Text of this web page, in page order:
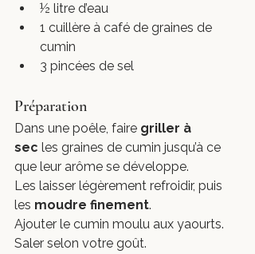
½ litre d’eau
1 cuillère à café de graines de
cumin
3 pincées de sel
Préparation
Dans une poêle, faire griller à
sec les graines de cumin jusqu’à ce
que leur arôme se développe.
Les laisser légèrement refroidir, puis
les moudre finement.
Ajouter le cumin moulu aux yaourts.
Saler selon votre goût.